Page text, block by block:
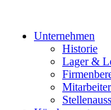
Unternehmen
Historie
Lager &
Mitarbeiter